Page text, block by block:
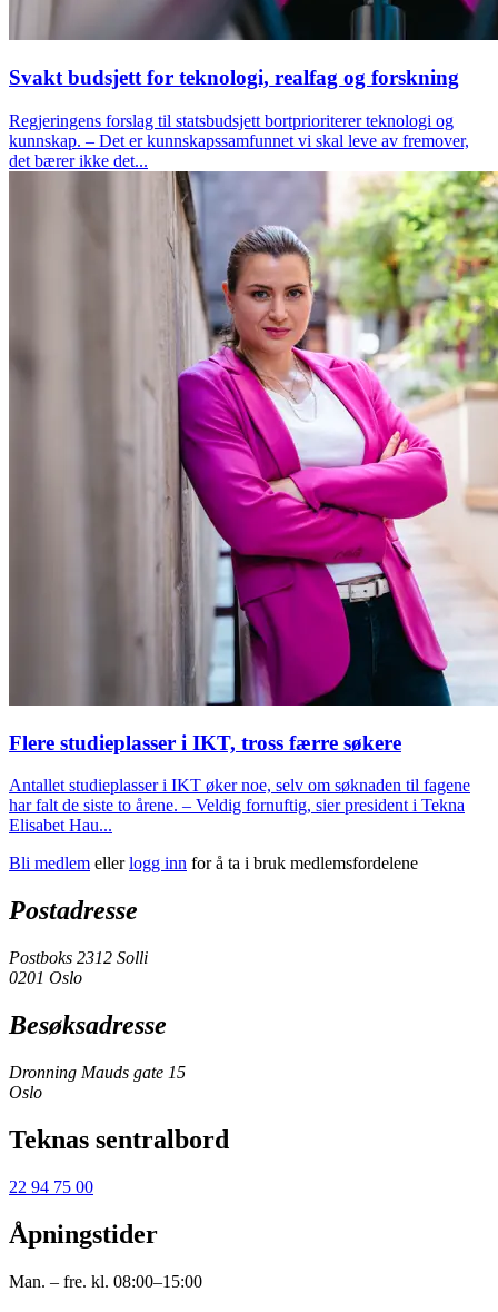
Svakt budsjett for teknologi, realfag og forskning
Regjeringens forslag til statsbudsjett bortprioriterer teknologi og
kunnskap. – Det er kunnskapssamfunnet vi skal leve av fremover,
det bærer ikke det...
Flere studieplasser i IKT, tross færre søkere
Antallet studieplasser i IKT øker noe, selv om søknaden til fagene
har falt de siste to årene. – Veldig fornuftig, sier president i Tekna
Elisabet Hau...
Bli medlem ellerlogg inn for å ta i bruk medlemsfordelene
Postadresse
Postboks 2312 Solli
0201 Oslo
Besøksadresse
Dronning Mauds gate 15
Oslo
Teknas sentralbord
22 94 75 00
Åpningstider
Man. – fre. kl. 08:00–15:00